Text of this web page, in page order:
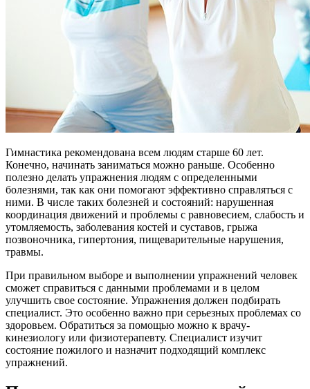
Гимнастика рекомендована всем людям старше 60 лет.
Конечно, начинать заниматься можно раньше. Особенно
полезно делать упражнения людям с определенными
болезнями, так как они помогают эффективно справляться с
ними. В числе таких болезней и состояний: нарушенная
координация движений и проблемы с равновесием, слабость и
утомляемость, заболевания костей и суставов, грыжа
позвоночника, гипертония, пищеварительные нарушения,
травмы.
При правильном выборе и выполнении упражнений человек
сможет справиться с данными проблемами и в целом
улучшить свое состояние. Упражнения должен подбирать
специалист. Это особенно важно при серьезных проблемах со
здоровьем. Обратиться за помощью можно к врачу-
кинезиологу или физиотерапевту. Специалист изучит
состояние пожилого и назначит подходящий комплекс
упражнений.